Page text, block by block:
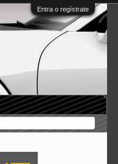
Entra o regístrate